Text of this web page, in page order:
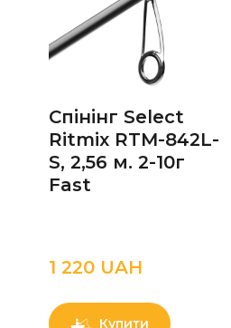
Спінінг Select
Ritmix RTM-842L-
S, 2,56 м. 2-10г
Fast
1 220 UAН
Купити